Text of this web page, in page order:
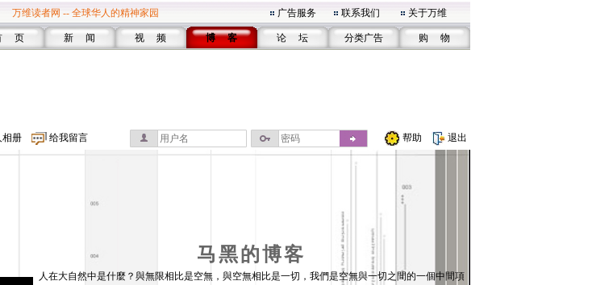
万维读者网 -- 全球华人的精神家园 广告服务 联系我们 关于万维
页 新 闻 视 频 博 客 论 坛 分类广告 购 物
相册 给我留言 帮助 退出
马黑的博客
人在大自然中是什麼？與無限相比是空無，與空無相比是一切，我們是空無與一切之間的一個中間項